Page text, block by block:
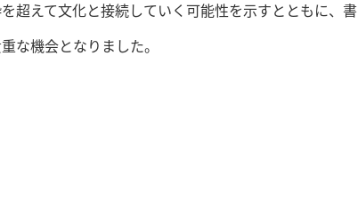
超えて文化と接続していく可能性を示すとともに、書
な機会となりました。